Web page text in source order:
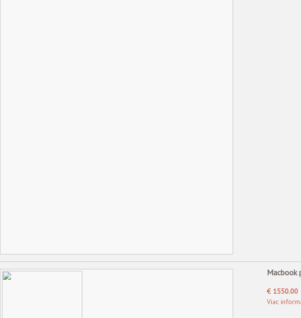
Macbook
€ 1550.00
Viac